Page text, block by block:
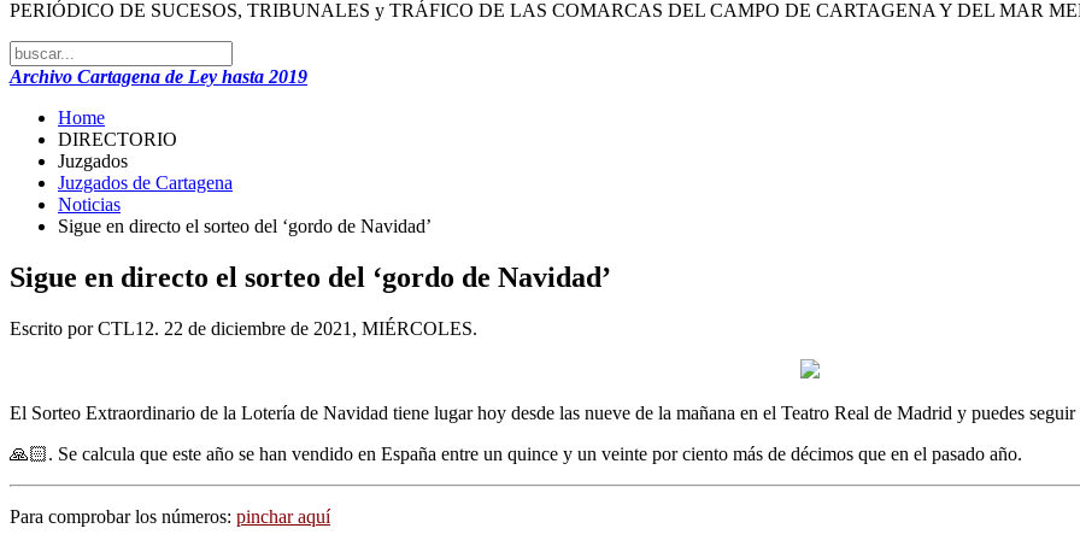
PERIÓDICO DE SUCESOS, TRIBUNALES y TRÁFICO DE LAS COMARCAS DEL CAMPO DE
Archivo Cartagena de Ley hasta 2019
Home
DIRECTORIO
Juzgados
Juzgados de Cartagena
Noticias
Sigue en directo el sorteo del ‘gordo de Navidad’
Sigue en directo el sorteo del ‘gordo de Navidad’
Escrito por CTL12. 22 de diciembre de 2021, MIÉRCOLES.
El Sorteo Extraordinario de la Lotería de Navidad tiene lugar hoy desde las nueve de la mañana en el Teatro Real de Madrid y puedes seguir
🙏🏻. Se calcula que este año se han vendido en España entre un quince y un veinte por ciento más de décimos que en el pasado año.
Para comprobar los números: pinchar aquí